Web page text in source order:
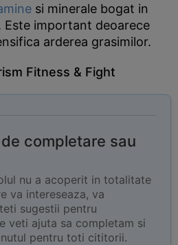
si minerale bogat in
important deoarece
arderea grasimilor.
Fitness & Fight
completare sau
nu a acoperit in totalitate
va intereseaza, va
sugestii pentru
veti ajuta sa completam si
pentru toti cititorii.